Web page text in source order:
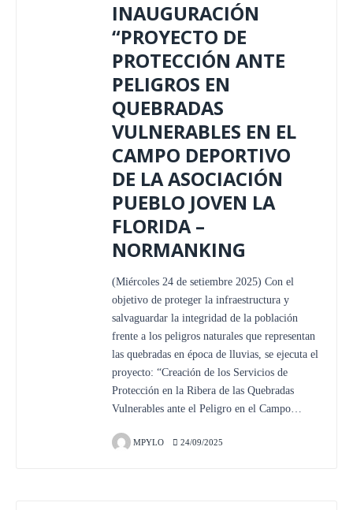
INAUGURACIÓN
“PROYECTO DE
PROTECCIÓN ANTE
PELIGROS EN
QUEBRADAS
VULNERABLES EN EL
CAMPO DEPORTIVO
DE LA ASOCIACIÓN
PUEBLO JOVEN LA
FLORIDA –
NORMANKING
(Miércoles 24 de setiembre 2025) Con el
objetivo de proteger la infraestructura y
salvaguardar la integridad de la población
frente a los peligros naturales que representan
las quebradas en época de lluvias, se ejecuta el
proyecto: “Creación de los Servicios de
Protección en la Ribera de las Quebradas
Vulnerables ante el Peligro en el Campo…
MPYLO 24/09/2025